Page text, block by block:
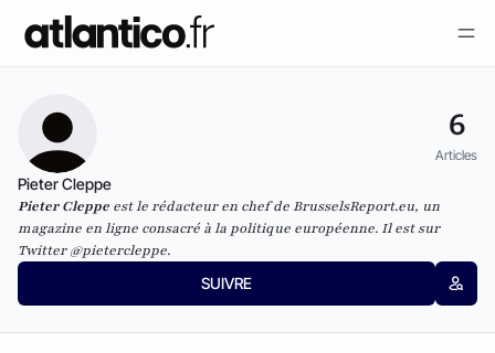
6
Articles
Pieter Cleppe
Pieter Cleppe est le rédacteur en chef de BrusselsReport.eu, un
magazine en ligne consacré à la politique européenne. Il est sur
Twitter @pietercleppe.
SUIVRE